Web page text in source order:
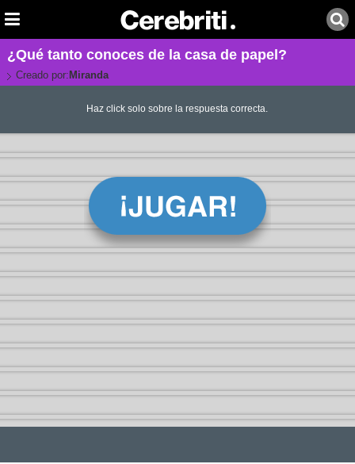
¿Qué tanto conoces de la casa de papel?
Creado por: Miranda
Haz click solo sobre la respuesta correcta.